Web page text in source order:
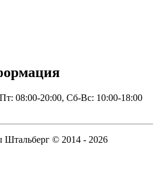
08:00-20:00, Сб-Вс: 10:00-18:00
Штальберг © 2014 - 2026